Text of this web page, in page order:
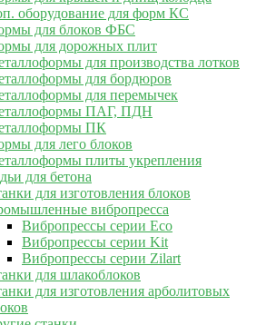
оборудование для форм КС
для блоков ФБС
для дорожных плит
для производства лотков
для бордюров
для перемычек
ПАГ, ПДН
ПК
для лего блоков
плиты укрепления
для бетона
для изготовления блоков
вибропресса
Вибропрессы серии Eco
Вибропрессы серии Kit
Вибропрессы серии Zilart
для шлакоблоков
для изготовления арболитовых